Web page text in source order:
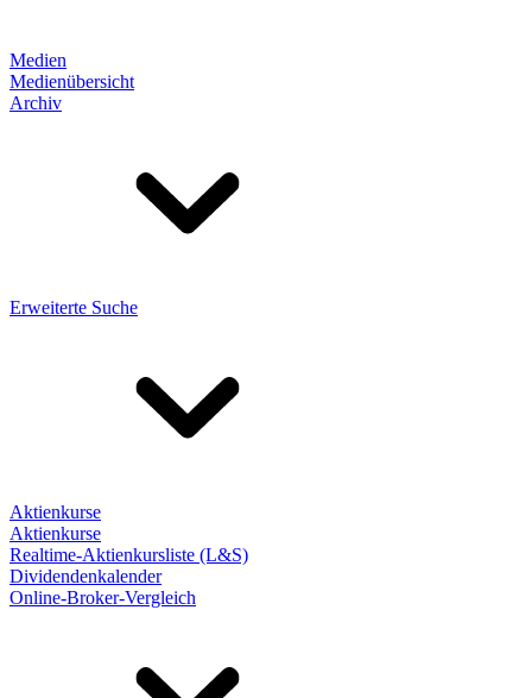
Medien
Medienübersicht
Archiv
Erweiterte Suche
Aktienkurse
Aktienkurse
Realtime-Aktienkursliste (L&S)
Dividendenkalender
Online-Broker-Vergleich